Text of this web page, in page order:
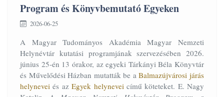
Program és Könyvbemutató Egyeken
2026-06-25
A Magyar Tudományos Akadémia Magyar Nemzeti
Helynévtár kutatási programjának szervezésében 2026.
június 25-én 13 órakor, az egyeki Tárkányi Béla Könyvtár
és Művelődési Házban mutatták be aBalmazújvárosi járás
helyneveiés azEgyek helynevei című köteteket. E. Nagy